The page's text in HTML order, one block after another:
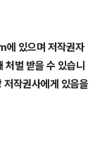
있으며 저작권자
벌 받을 수 있습니
저작권사에게 있음을